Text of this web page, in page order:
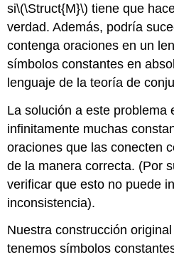
si\(\Struct{M}\) tiene que
verdad. Además, podría
contenga oraciones en un
símbolos constantes en
lenguaje de la teoría de
La solución a este problema
infinitamente muchas
oraciones que las conecten
de la manera correcta. (Por
verificar que esto no puede
inconsistencia).
Nuestra construcción
tenemos símbolos